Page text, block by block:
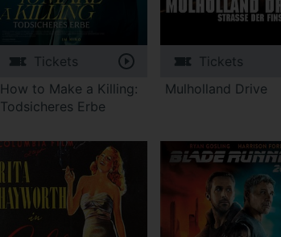
Tickets
How to Make a Killing:
Todsicheres Erbe
Tickets
Mulholland Drive